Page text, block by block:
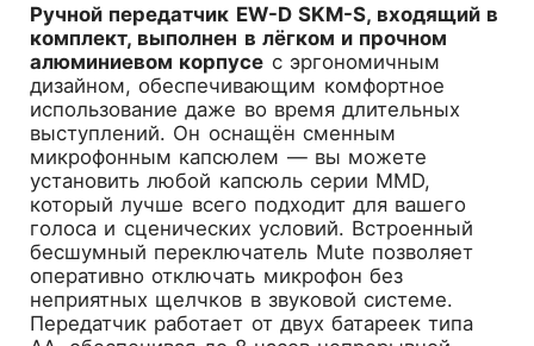
Ручной передатчик EW-D SKM-S, входящий в
комплект, выполнен в лёгком и прочном
алюминиевом корпусе с эргономичным
дизайном, обеспечивающим комфортное
использование даже во время длительных
выступлений. Он оснащён сменным
микрофонным капсюлем — вы можете
установить любой капсюль серии MMD,
который лучше всего подходит для вашего
голоса и сценических условий. Встроенный
бесшумный переключатель Mute позволяет
оперативно отключать микрофон без
неприятных щелчков в звуковой системе.
Передатчик работает от двух батареек типа